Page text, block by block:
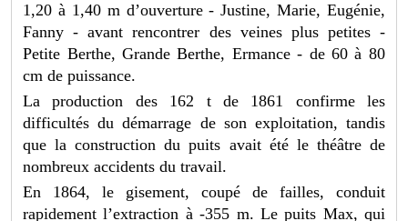
1,20 à 1,40 m d’ouverture - Justine, Marie, Eugénie,
Fanny - avant rencontrer des veines plus petites -
Petite Berthe, Grande Berthe, Ermance - de 60 à 80
cm de puissance.
La production des 162 t de 1861 confirme les
difficultés du démarrage de son exploitation, tandis
que la construction du puits avait été le théâtre de
nombreux accidents du travail.
En 1864, le gisement, coupé de failles, conduit
rapidement l’extraction à -355 m. Le puits Max, qui